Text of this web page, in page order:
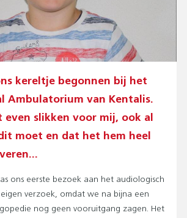
kereltje begonnen bij het
Ambulatorium van Kentalis.
even slikken voor mij, ook al
moet en dat het hem heel
ons eerste bezoek aan het audiologisch
verzoek, omdat we na bijna een
nog geen vooruitgang zagen. Het